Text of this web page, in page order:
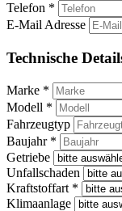
Telefon *
E-Mail Adresse
Technische
Marke *
Modell *
Fahrzeugtyp
Baujahr *
Getriebe
Unfallschaden
Kraftstoffart *
Klimaanlage